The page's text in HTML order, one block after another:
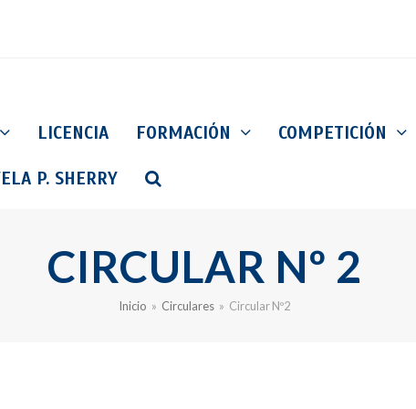
LICENCIA FORMACIÓN COMPETICIÓN
P. SHERRY
CIRCULAR Nº 2
Inicio » Circulares » Circular Nº2